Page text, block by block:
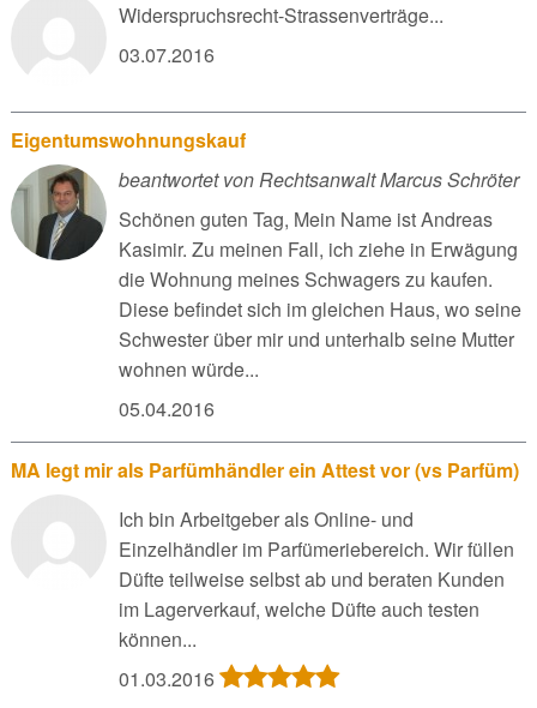
Widerspruchsrecht-Strassenverträge...
03.07.2016
Eigentumswohnungskauf
beantwortet von Rechtsanwalt Marcus Schröter
Schönen guten Tag, Mein Name ist Andreas
Kasimir. Zu meinen Fall, ich ziehe in Erwägung
die Wohnung meines Schwagers zu kaufen.
Diese befindet sich im gleichen Haus, wo seine
Schwester über mir und unterhalb seine Mutter
wohnen würde...
05.04.2016
MA legt mir als Parfümhändler ein Attest vor (vs Parfüm)
Ich bin Arbeitgeber als Online- und
Einzelhändler im Parfümeriebereich. Wir füllen
Düfte teilweise selbst ab und beraten Kunden
im Lagerverkauf, welche Düfte auch testen
können...
01.03.2016